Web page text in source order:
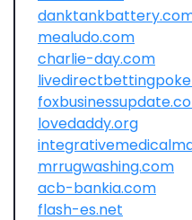
mealudo.com
charlie-day.com
lovedaddy.org
mrrugwashing.com
acb-bankia.com
flash-es.net